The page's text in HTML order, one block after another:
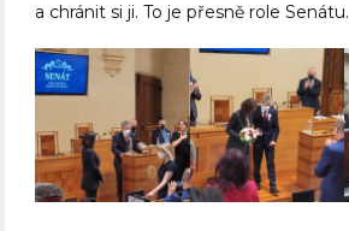
a chránit si ji. To je přesně role Senátu.